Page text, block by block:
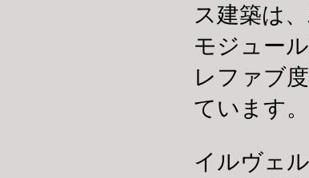
ス建築は
モジュー
レファブ
ています。
イルヴェ